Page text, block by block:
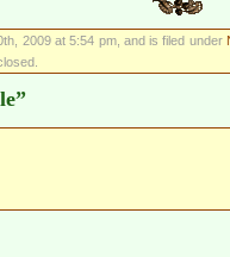
2009 at 5:54 pm, and is filed under